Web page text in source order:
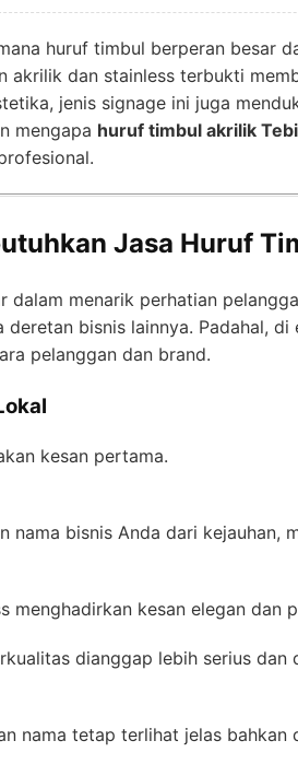
huruf timbul berperan besar
akrilik dan stainless terbukti
jenis signage ini juga
mengapa huruf timbul akrilik
Jasa Huruf
menarik perhatian
bisnis lainnya. Padahal, di
pelanggan dan brand.
kesan pertama.
nama bisnis Anda dari kejauhan,
menghadirkan kesan elegan dan
dianggap lebih serius dan
nama tetap terlihat jelas bahkan